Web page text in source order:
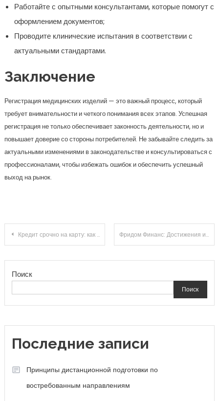
Работайте с опытными консультантами, которые помогут с
оформлением документов;
Проводите клинические испытания в соответствии с
актуальными стандартами.
Заключение
Регистрация медицинских изделий — это важный процесс, который
требует внимательности и четкого понимания всех этапов. Успешная
регистрация не только обеспечивает законность деятельности, но и
повышает доверие со стороны потребителей. Не забывайте следить за
актуальными изменениями в законодательстве и консультироваться с
профессионалами, чтобы избежать ошибок и обеспечить успешный
выход на рынок.
Навигация
по
записям
Кредит срочно на карту: как быстро получить деньги без отказа? Фридом Финанс: Достижения и Новые Горизонты
Поиск
Поиск
Последние записи
Принципы дистанционной подготовки по
востребованным направлениям